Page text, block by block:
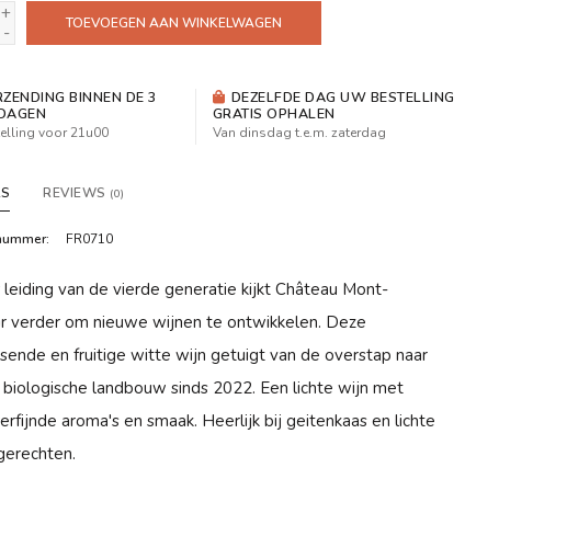
+
-
TOEVOEGEN AAN WINKELWAGEN
BINNEN DE 3
voor 21u00
DEZELFDE DAG UW BESTELLING
GRATIS OPHALEN
Van dinsdag t.e.m. zaterdag
REVIEWS (0)
FR0710
leiding van de vierde generatie kijkt Château Mont-
verder om nieuwe wijnen te ontwikkelen. Deze
en fruitige witte wijn getuigt van de overstap naar
landbouw sinds 2022. Een lichte wijn met
aroma's en smaak. Heerlijk bij geitenkaas en lichte